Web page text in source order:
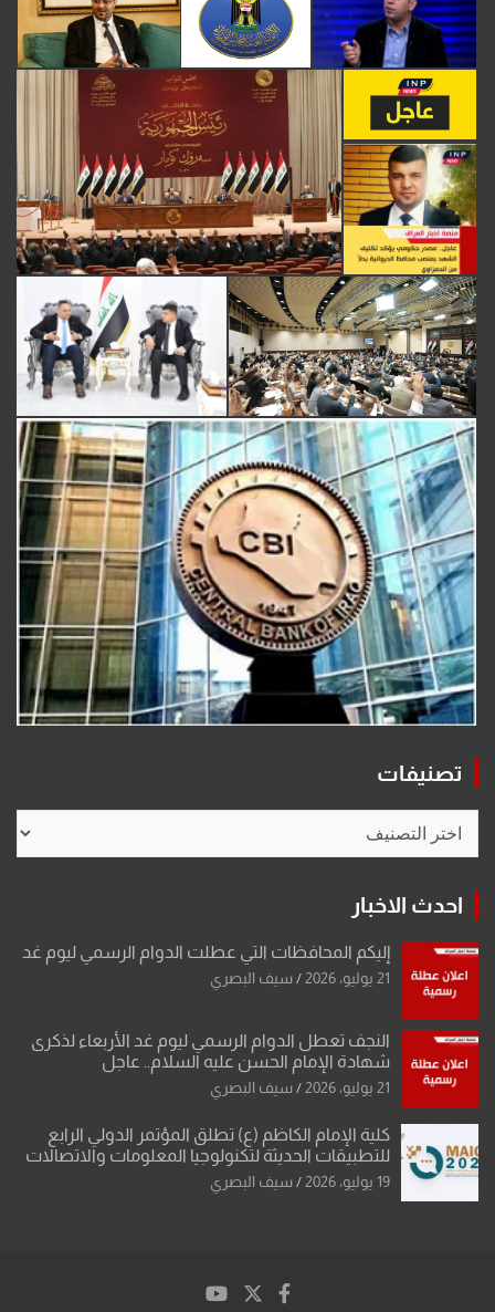
تصنيفات
احدث الاخبار
إليكم المحافظات التي عطلت الدوام الرسمي ليوم غد
21 يوليو، 2026 سيف البصري
النجف تعطل الدوام الرسمي ليوم غد الأربعاء لذكرى
شهادة الإمام الحسن عليه السلام.. عاجل
21 يوليو، 2026 سيف البصري
كلية الإمام الكاظم (ع) تطلق المؤتمر الدولي الرابع
للتطبيقات الحديثة لتكنولوجيا المعلومات والاتصالات
19 يوليو، 2026 سيف البصري